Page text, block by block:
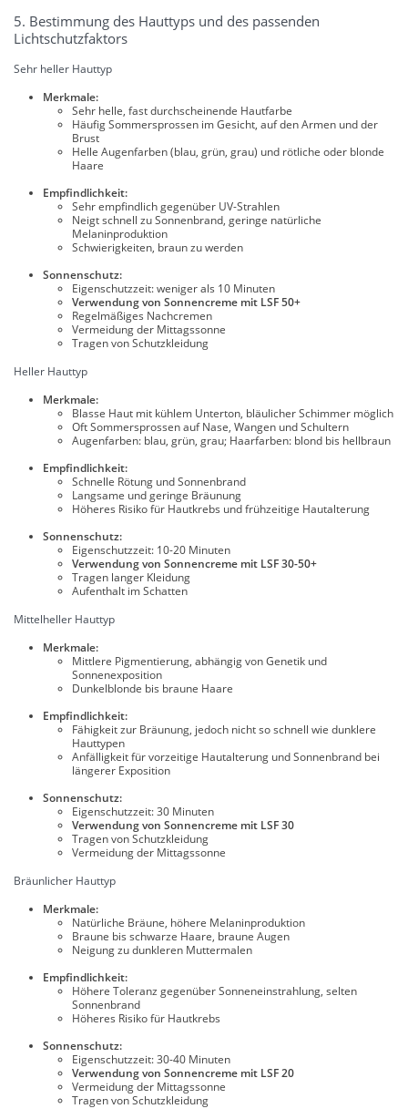
5. Bestimmung des Hauttyps und des passenden
Lichtschutzfaktors
Sehr heller Hauttyp
Merkmale:
Sehr helle, fast durchscheinende Hautfarbe
Häufig Sommersprossen im Gesicht, auf den Armen und der
Brust
Helle Augenfarben (blau, grün, grau) und rötliche oder blonde
Haare
Empfindlichkeit:
Sehr empfindlich gegenüber UV-Strahlen
Neigt schnell zu Sonnenbrand, geringe natürliche
Melaninproduktion
Schwierigkeiten, braun zu werden
Sonnenschutz:
Eigenschutzzeit: weniger als 10 Minuten
Verwendung von Sonnencreme mit LSF 50+
Regelmäßiges Nachcremen
Vermeidung der Mittagssonne
Tragen von Schutzkleidung
Heller Hauttyp
Merkmale:
Blasse Haut mit kühlem Unterton, bläulicher Schimmer möglich
Oft Sommersprossen auf Nase, Wangen und Schultern
Augenfarben: blau, grün, grau; Haarfarben: blond bis hellbraun
Empfindlichkeit:
Schnelle Rötung und Sonnenbrand
Langsame und geringe Bräunung
Höheres Risiko für Hautkrebs und frühzeitige Hautalterung
Sonnenschutz:
Eigenschutzzeit: 10-20 Minuten
Verwendung von Sonnencreme mit LSF 30-50+
Tragen langer Kleidung
Aufenthalt im Schatten
Mittelheller Hauttyp
Merkmale:
Mittlere Pigmentierung, abhängig von Genetik und
Sonnenexposition
Dunkelblonde bis braune Haare
Empfindlichkeit:
Fähigkeit zur Bräunung, jedoch nicht so schnell wie dunklere
Hauttypen
Anfälligkeit für vorzeitige Hautalterung und Sonnenbrand bei
längerer Exposition
Sonnenschutz:
Eigenschutzzeit: 30 Minuten
Verwendung von Sonnencreme mit LSF 30
Tragen von Schutzkleidung
Vermeidung der Mittagssonne
Bräunlicher Hauttyp
Merkmale:
Natürliche Bräune, höhere Melaninproduktion
Braune bis schwarze Haare, braune Augen
Neigung zu dunkleren Muttermalen
Empfindlichkeit:
Höhere Toleranz gegenüber Sonneneinstrahlung, selten
Sonnenbrand
Höheres Risiko für Hautkrebs
Sonnenschutz:
Eigenschutzzeit: 30-40 Minuten
Verwendung von Sonnencreme mit LSF 20
Vermeidung der Mittagssonne
Tragen von Schutzkleidung